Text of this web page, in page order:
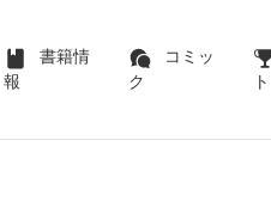
書籍情
報
コミッ
ク
ト